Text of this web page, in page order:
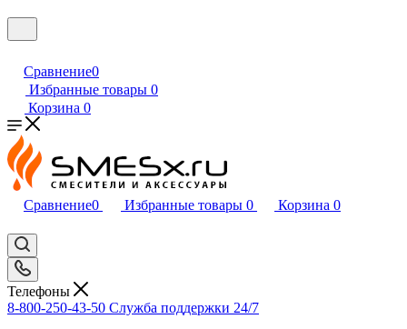
Сравнение0
Избранные товары 0
Корзина 0
Сравнение0 Избранные товары 0 Корзина 0
Телефоны
8-800-250-43-50 Служба поддержки 24/7